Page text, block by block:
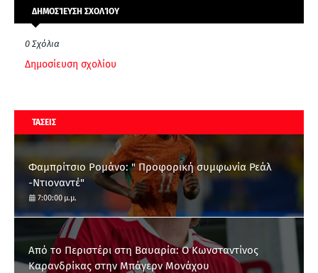
ΔΗΜΟΣΊΕΥΣΗ ΣΧΟΛΊΟΥ
0 Σχόλια
Δημοσίευση σχολίου
ΤΑΣΕΙΣ
Φαμπρίτσιο Ρομάνο: " Προφορική συμφωνία Ρεάλ
-Ντιοναντέ"
7:00:00 μ.μ.
Από το Περιστέρι στη Βαυαρία: O Κωνσταντίνος
Καρανδρίκας στην Μπάγερν Μονάχου